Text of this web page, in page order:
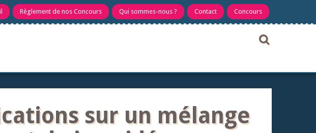
Règlement de nos Concours Qui sommes-nous ? Contact Concours
sur un mélange